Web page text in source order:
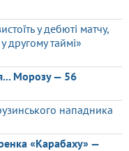
у дебюті матчу,
другому таймі»
Морозу — 56
нападника
«Карабаху» —